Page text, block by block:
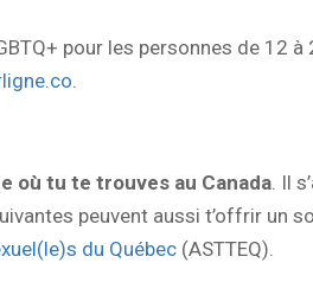
pour les personnes de 12
.
où tu te trouves au Canada. Il
peuvent aussi t’offrir un
du Québec (ASTTEQ).